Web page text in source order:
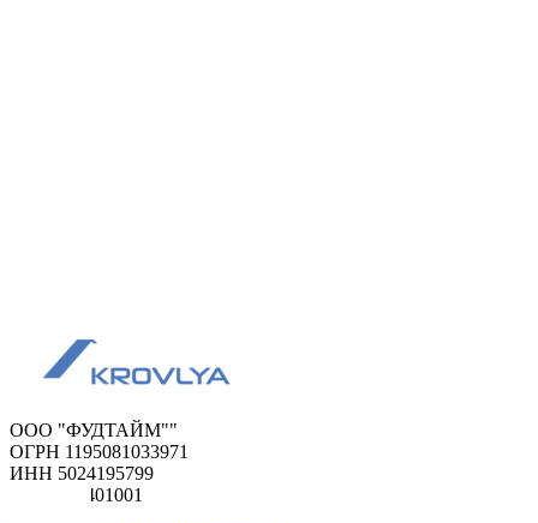
ООО "ФУДТАЙМ""
ОГРН 1195081033971
ИНН 5024195799
КПП 502401001